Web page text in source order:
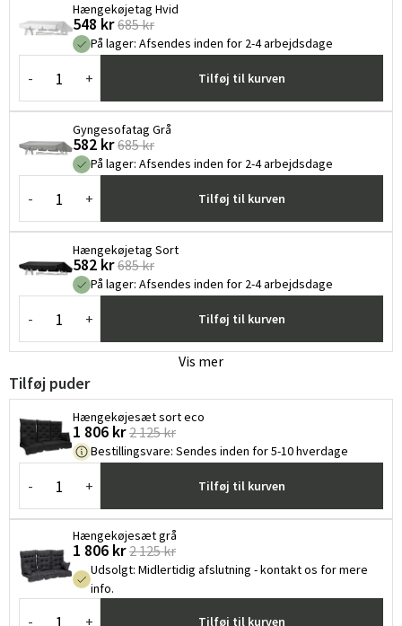
Hængekøjetag Hvid
548 kr 685 kr
På lager: Afsendes inden for 2-4 arbejdsdage
- + Tilføj til kurven
Gyngesofatag Grå
582 kr 685 kr
På lager: Afsendes inden for 2-4 arbejdsdage
- + Tilføj til kurven
Hængekøjetag Sort
582 kr 685 kr
På lager: Afsendes inden for 2-4 arbejdsdage
- + Tilføj til kurven
Vis mer
Tilføj puder
Hængekøjesæt sort eco
1 806 kr 2 125 kr
Bestillingsvare: Sendes inden for 5-10 hverdage
- + Tilføj til kurven
Hængekøjesæt grå
1 806 kr 2 125 kr
Udsolgt: Midlertidig afslutning - kontakt os for mere
info.
- + Tilføj til kurven